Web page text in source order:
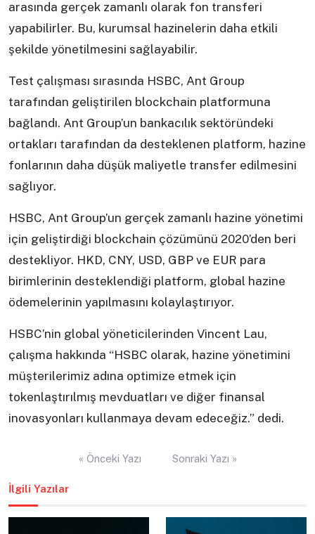
arasında gerçek zamanlı olarak fon transferi
yapabilirler. Bu, kurumsal hazinelerin daha etkili
şekilde yönetilmesini sağlayabilir.
Test çalışması sırasında HSBC, Ant Group
tarafından geliştirilen blockchain platformuna
bağlandı. Ant Group’un bankacılık sektöründeki
ortakları tarafından da desteklenen platform, hazine
fonlarının daha düşük maliyetle transfer edilmesini
sağlıyor.
HSBC, Ant Group’un gerçek zamanlı hazine yönetimi
için geliştirdiği blockchain çözümünü 2020’den beri
destekliyor. HKD, CNY, USD, GBP ve EUR para
birimlerinin desteklendiği platform, global hazine
ödemelerinin yapılmasını kolaylaştırıyor.
HSBC’nin global yöneticilerinden Vincent Lau,
çalışma hakkında “HSBC olarak, hazine yönetimini
müşterilerimiz adına optimize etmek için
tokenlaştırılmış mevduatları ve diğer finansal
inovasyonları kullanmaya devam edeceğiz.” dedi.
« Önceki Yazı Sonraki Yazı »
İlgili Yazılar